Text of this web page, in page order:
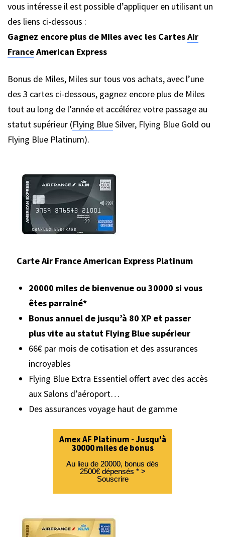
vous intéresse il est possible d’appliquer en utilisant un
des liens ci-dessous :
Gagnez encore plus de Miles avec les CartesAir
FranceAmerican Express
Bonus de Miles, Miles sur tous vos achats, avec l’une
des 3 cartes ci-dessous, gagnez encore plus de Miles
tout au long de l’année et accélérez votre passage au
statut supérieur (Flying BlueSilver, Flying Blue Gold ou
Flying Blue Platinum).
Carte Air France American Express Platinum
20000 miles de bienvenue ou 30000 si vous
êtes parrainé*
Bonus annuel de jusqu’à 80 XP et passer
plus vite au statut Flying Blue supérieur
66€ par mois de cotisation et des assurances
incroyables
Flying Blue Extra Essentiel offert avec des accès
aux Salons d’aéroport…
Des assurances voyage haut de gamme
Amex AF Platinum - Jusqu'à
30000 miles de bonus
Au lieu de 20000, bonus dès
2500€ dépensés * >
Souscrire